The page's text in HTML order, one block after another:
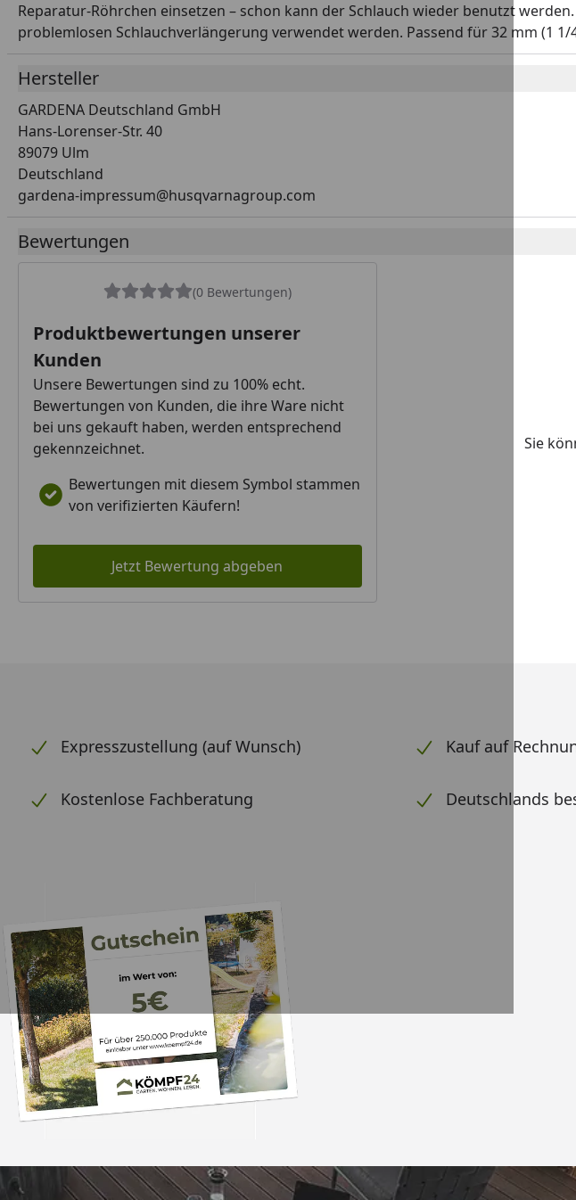
Reparatur-Röhrchen einsetzen – schon kann der Schlauch wieder benutzt
problemlosen Schlauchverlängerung verwendet werden. Passend für 32 mm (1 1/
Hersteller
GARDENA Deutschland GmbH
Hans-Lorenser-Str. 40
89079 Ulm
Deutschland
gardena-impressum@husqvarnagroup.com
Bewertungen
(0 Bewertungen)
Produktbewertungen unserer
Kunden
Unsere Bewertungen sind zu 100% echt.
Bewertungen von Kunden, die ihre Ware nicht
bei uns gekauft haben, werden entsprechend
gekennzeichnet.
Bewertungen mit diesem Symbol stammen
von verifizierten Käufern!
Jetzt Bewertung abgeben
Sie
Expresszustellung (auf Wunsch) Kauf auf
Kostenlose Fachberatung Deutschlands